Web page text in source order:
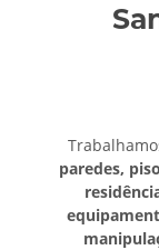
paredes,